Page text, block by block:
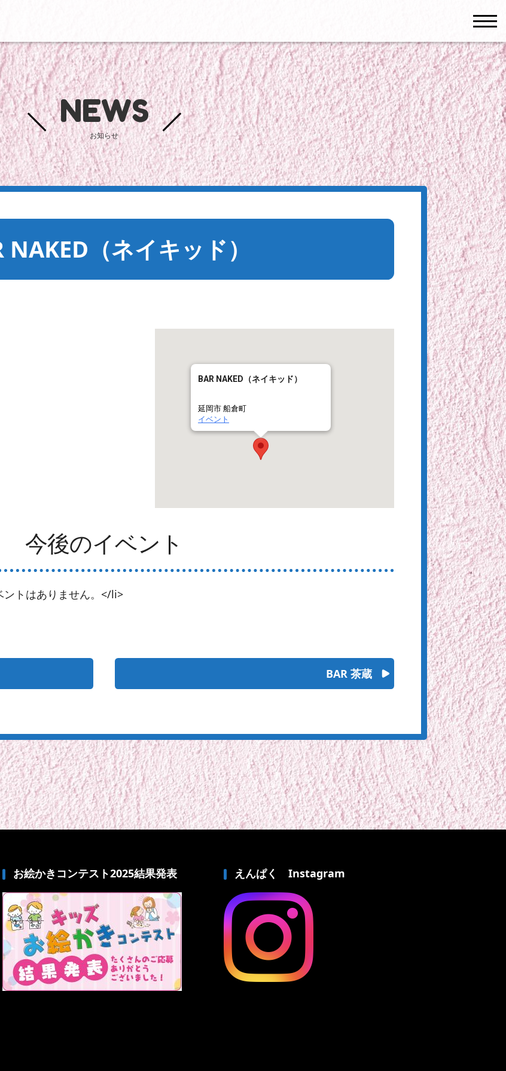
NEWS
お知らせ
NAKED（ネイキッド）
BAR NAKED（ネイキッド）
延岡市 船倉町
イベント
今後のイベント
ントはありません。</li>
BAR 茶蔵
お絵かきコンテスト2025結果発表 えんぱく Instagram